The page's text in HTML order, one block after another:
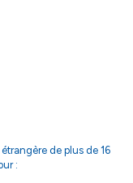
de plus de 16
: